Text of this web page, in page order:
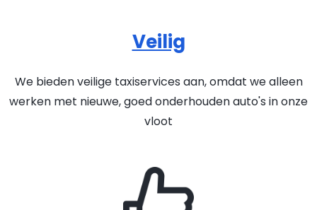
Veilig
We bieden veilige taxiservices aan, omdat we alleen
werken met nieuwe, goed onderhouden auto's in onze
vloot